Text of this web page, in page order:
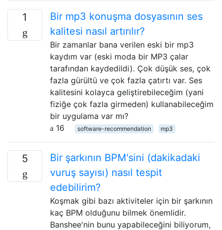
1
Bir mp3 konuşma dosyasının ses
kalitesi nasıl artırılır?
Bir zamanlar bana verilen eski bir mp3
kaydım var (eski moda bir MP3 çalar
tarafından kaydedildi). Çok düşük ses, çok
fazla gürültü ve çok fazla çatırtı var. Ses
kalitesini kolayca geliştirebileceğim (yani
fiziğe çok fazla girmeden) kullanabileceğim
bir uygulama var mı?
16
software-recommendation mp3
5
Bir şarkının BPM'sini (dakikadaki
vuruş sayısı) nasıl tespit
edebilirim?
Koşmak gibi bazı aktiviteler için bir şarkının
kaç BPM olduğunu bilmek önemlidir.
Banshee'nin bunu yapabileceğini biliyorum,